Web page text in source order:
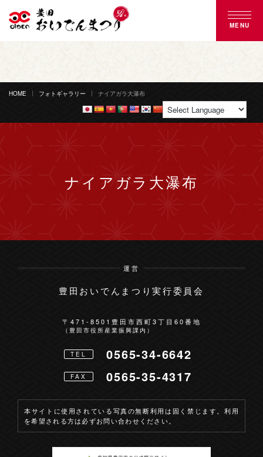
MENU
おいでん踊り
花火大会
お問い合わせ
HOME フォトギャラリー ナイアガラ大瀑布
ナイアガラ大瀑布
運営
豊田おいでんまつり実行委員会
〒471-8501 豊田市西町3丁目60番地
（豊田市役所産業振興課内）
TEL 0565-34-6642
FAX 0565-35-4317
本サイトに使用されている写真の無断利用は固く禁じます。利用
を希望される方は必ずお問い合わせください。